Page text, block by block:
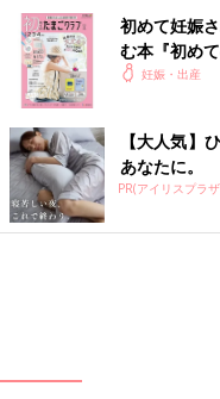
初めて妊娠
む本『初め
妊娠・出産
【大人気】
あなたに。
PR(アイリスプラ